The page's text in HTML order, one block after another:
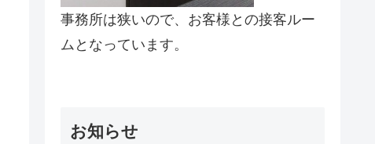
事務所は狭いので、お客様との接客ルー
ムとなっています。
お知らせ